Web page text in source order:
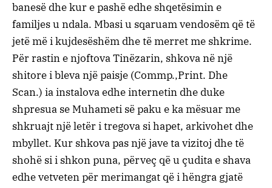
banesë dhe kur e pashë edhe shqetësimin e
familjes u ndala. Mbasi u sqaruam vendosëm që të
jetë më i kujdesëshëm dhe të merret me shkrime.
Për rastin e njoftova Tinëzarin, shkova në një
shitore i bleva një paisje (Commp.,Print. Dhe
Scan.) ia instalova edhe internetin dhe duke
shpresua se Muhameti së paku e ka mësuar me
shkruajt një letër i tregova si hapet, arkivohet dhe
mbyllet. Kur shkova pas një jave ta vizitoj dhe të
shohë si i shkon puna, përveç që u çudita e shava
edhe vetveten për merimangat që i hëngra gjatë